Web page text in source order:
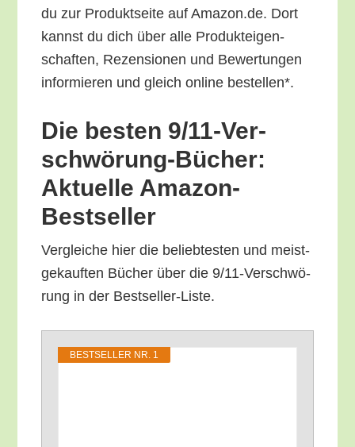
du zur Pro­dukt­sei­te auf Amazon.de. Dort
kannst du dich über alle Pro­duk­tei­gen­
schaf­ten, Rezen­sio­nen und Bewer­tun­gen
infor­mie­ren und gleich online bestellen*.
Die bes­ten 9/11-Ver­
schwö­rung-Bücher:
Aktu­el­le Amazon-
Bestseller
Ver­glei­che hier die belieb­tes­ten und meist­
ge­kauf­ten Bücher über die 9/11-Ver­schwö­
rung in der Bestseller-Liste.
BEST­SEL­LER NR. 1